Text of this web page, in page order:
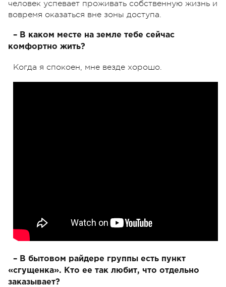
человек успевает проживать собственную жизнь и
вовремя оказаться вне зоны доступа.
– В каком месте на земле тебе сейчас
комфортно жить?
Когда я спокоен, мне везде хорошо.
– В бытовом райдере группы есть пункт
«сгущенка». Кто ее так любит, что отдельно
заказывает?